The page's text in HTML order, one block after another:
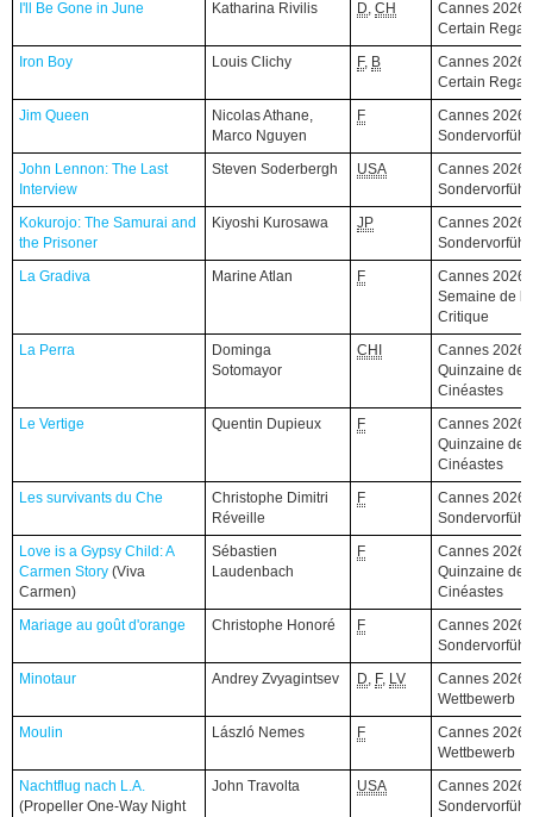
I'll Be Gone in June
Katharina Rivilis D, CH
Cannes 2026,
Certain
Iron Boy
Louis Clichy F, B
Cannes 2026,
Certain
Jim Queen
Nicolas Athane,
Marco Nguyen
F
Cannes 2026,
John Lennon: The Last
Interview
Steven Soderbergh USA
Cannes 2026,
Kokurojo: The Samurai and
the Prisoner
Kiyoshi Kurosawa JP
Cannes 2026,
La Gradiva
Marine Atlan F
Cannes 2026,
Semaine de la
Critique
La Perra
Dominga
Sotomayor
CHI
Cannes 2026,
Quinzaine des
Cinéastes
Le Vertige
Quentin Dupieux F
Cannes 2026,
Quinzaine des
Cinéastes
Les survivants du Che
Christophe Dimitri
Réveille
F
Cannes 2026,
Love is a Gypsy Child: A
Carmen Story (Viva
Carmen)
Sébastien
Laudenbach
F
Cannes 2026,
Quinzaine des
Cinéastes
Mariage au goût d'orange
Christophe Honoré F
Cannes 2026,
Minotaur
Andrey Zvyagintsev D, F, LV
Cannes 2026,
Wettbewerb
Moulin
László Nemes F
Cannes 2026,
Wettbewerb
Nachtflug nach L.A.
(Propeller One-Way Night
John Travolta USA
Cannes 2026,
I'll Be Gone in June
Iron Boy
Jim Queen
John Lennon: The Last
Interview
Kokurojo: The Samurai and
the Prisoner
La Gradiva
La Perra
Le Vertige
Les survivants du Che
Love is a Gypsy Child: A
Carmen Story (Viva
Carmen)
Mariage au goût d'orange
Minotaur
Moulin
Nachtflug nach L.A.
(Propeller One-Way Night